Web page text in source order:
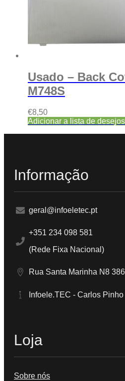
Usado – Back
M748S
€8,50
Adicionar a lista de desejos
Informação
geral@infoeletec.pt
+351 234 098 581
(Rede Fixa Nacional)
Rua Santa Marinha N8
Infoele.TEC - Carlos
Loja
Sobre nós